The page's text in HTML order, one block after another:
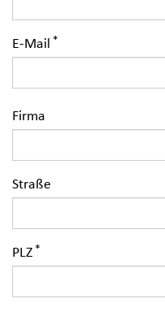
E-Mail
Firma
Straße
PLZ